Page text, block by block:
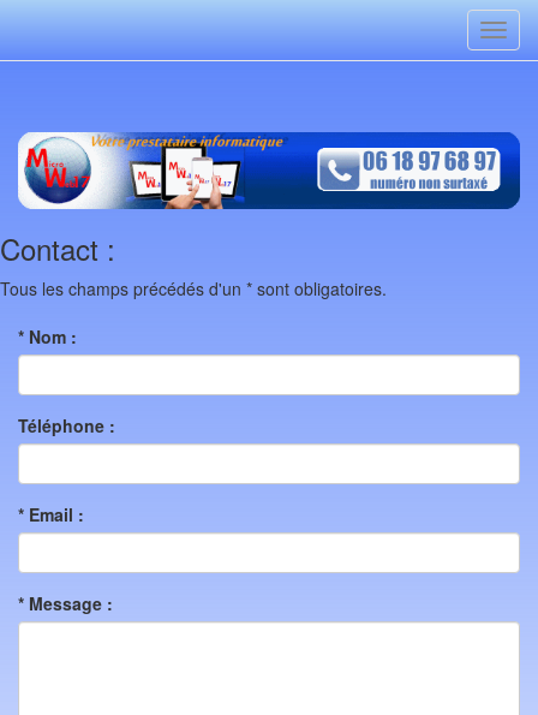
Contact :
Tous les champs précédés d'un * sont obligatoires.
* Nom :
Téléphone :
* Email :
* Message :